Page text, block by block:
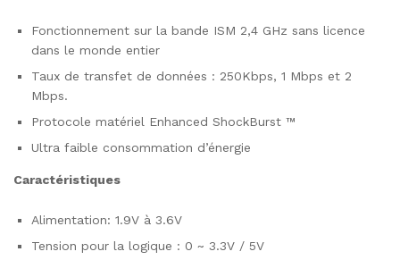
Fonctionnement sur la bande ISM 2,4 GHz sans licence
dans le monde entier
Taux de transfet de données : 250Kbps, 1 Mbps et 2
Mbps.
Protocole matériel Enhanced ShockBurst ™
Ultra faible consommation d’énergie
Caractéristiques
Alimentation: 1.9V à 3.6V
Tension pour la logique : 0 ~ 3.3V / 5V